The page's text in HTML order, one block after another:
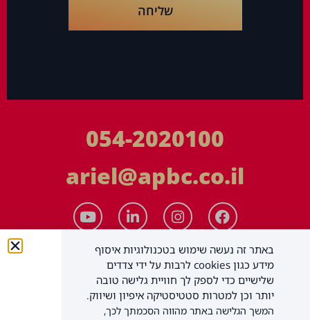
שליחה
054-2020100
ariel@apbc.co.il
באתר זה נעשה שימוש בטכנולוגיות איסוף
מידע כגון cookies לרבות על ידי צדדים
שלישיים כדי לספק לך חוויית גלישה טובה
יותר וכן למטרות סטטיסטיקה איפיון ושיווק.
המשך הגלישה באתר מהווה הסכמתך לכך,